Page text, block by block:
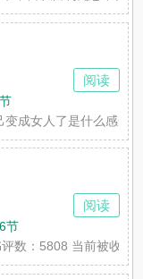
成女人了是什么感受
阅读
节
数：5808 当前被收藏
阅读